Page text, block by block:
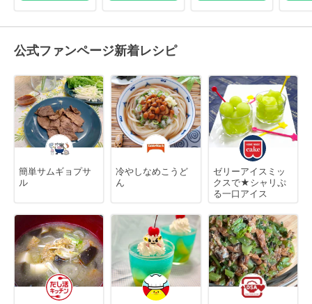
公式ファンページ新着レシピ
簡単サムギョプサ
ル
冷やしなめこうど
ん
ゼリーアイスミッ
クスで★シャリぷ
る一口アイス